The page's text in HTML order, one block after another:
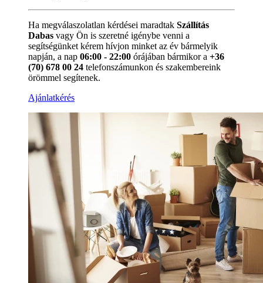
Ha megválaszolatlan kérdései maradtak Szállítás
Dabas vagy Ön is szeretné igénybe venni a
segítségünket kérem hívjon minket az év bármelyik
napján, a nap 06:00 - 22:00 órájában bármikor a +36
(70) 678 00 24 telefonszámunkon és szakembereink
örömmel segítenek.
Ajánlatkérés